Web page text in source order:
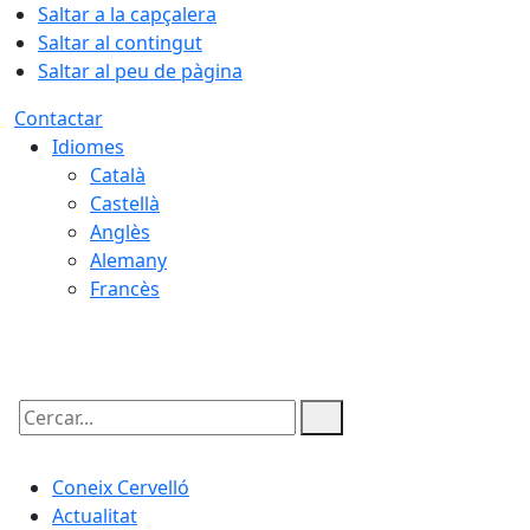
Saltar a la capçalera
Saltar al contingut
Saltar al peu de pàgina
Contactar
Idiomes
Català
Castellà
Anglès
Alemany
Francès
Cercar:
Coneix Cervelló
Actualitat